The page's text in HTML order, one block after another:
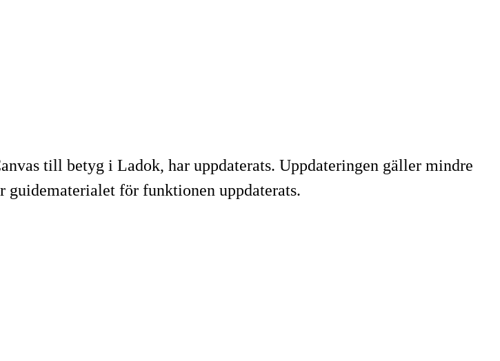
till betyg i Ladok, har uppdaterats. Uppdateringen gäller mindre
guidematerialet för funktionen uppdaterats.